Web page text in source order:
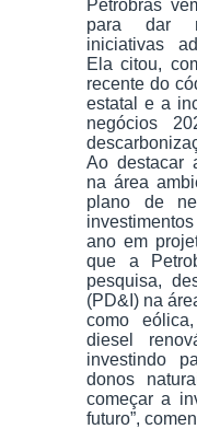
Petrobras
para dar
iniciativas
Ela citou,
recente do
estatal e a
negócios
Ao destacar
na área
plano de
ano em
que a
pesquisa,
(PD&I) na
como
diesel
investindo
donos
começar a
futuro”,